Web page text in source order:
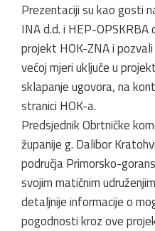
Prezentaciji su kao gosti
INA d.d. i HEP-OPSKRBA
projekt HOK-ZNA i
većoj mjeri uključe u
sklapanje ugovora, na
stranici HOK-a.
Predsjednik Obrtničke
županije g. Dalibor
područja Primorsko-
svojim matičnim
detaljnije informacije o
pogodnosti kroz ove